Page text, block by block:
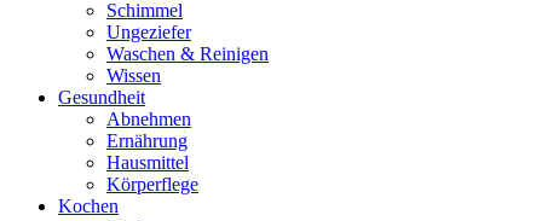
Schimmel
Ungeziefer
Waschen & Reinigen
Wissen
Gesundheit
Abnehmen
Ernährung
Hausmittel
Körperflege
Kochen